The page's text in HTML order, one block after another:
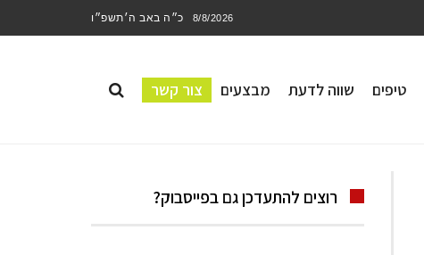
8/8/2026 כ״ה באב ה׳תשפ״ו
טיפים שווה לדעת מבצעים צור קשר
רוצים להתעדכן גם בפייסבוק?